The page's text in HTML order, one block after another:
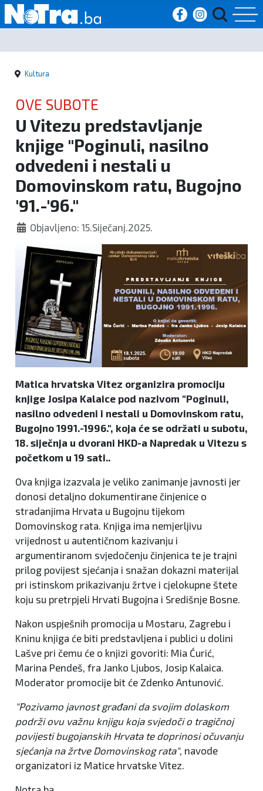
Početna
Vijesti
Sport
Kultura
Crna
kronika
Politika
Zanimljivosti
Kultura
OVE SUBOTE
U Vitezu predstavljanje
knjige "Poginuli, nasilno
odvedeni i nestali u
Domovinskom ratu, Bugojno
'91.-'96."
Objavljeno: 15.Siječanj.2025.
Matica hrvatska Vitez organizira promociju
knjige Josipa Kalaice pod nazivom "Poginuli,
nasilno odvedeni i nestali u Domovinskom ratu,
Bugojno 1991.-1996.", koja će se održati u subotu,
18. siječnja u dvorani HKD-a Napredak u Vitezu s
početkom u 19 sati..
Ova knjiga izazvala je veliko zanimanje javnosti jer
donosi detaljno dokumentirane činjenice o
stradanjima Hrvata u Bugojnu tijekom
Domovinskog rata. Knjiga ima nemjerljivu
vrijednost u autentičnom kazivanju i
argumentiranom svjedočenju činjenica te je trajni
prilog povijest sjećanja i snažan dokazni materijal
pri istinskom prikazivanju žrtve i cjelokupne štete
koju su pretrpjeli Hrvati Bugojna i Središnje Bosne.
Nakon uspješnih promocija u Mostaru, Zagrebu i
Kninu knjiga će biti predstavljena i publici u dolini
Lašve pri čemu će o knjizi govoriti: Mia Ćurić,
Marina Pendeš, fra Janko Ljubos, Josip Kalaica.
Moderator promocije bit će Zdenko Antunović.
"Pozivamo javnost građani da svojim dolaskom
podrži ovu važnu knjigu koja svjedoči o tragičnoj
povijesti bugojanskih Hrvata te doprinosi očuvanju
sjećanja na žrtve Domovinskog rata", navode
organizatori iz Matice hrvatske Vitez.